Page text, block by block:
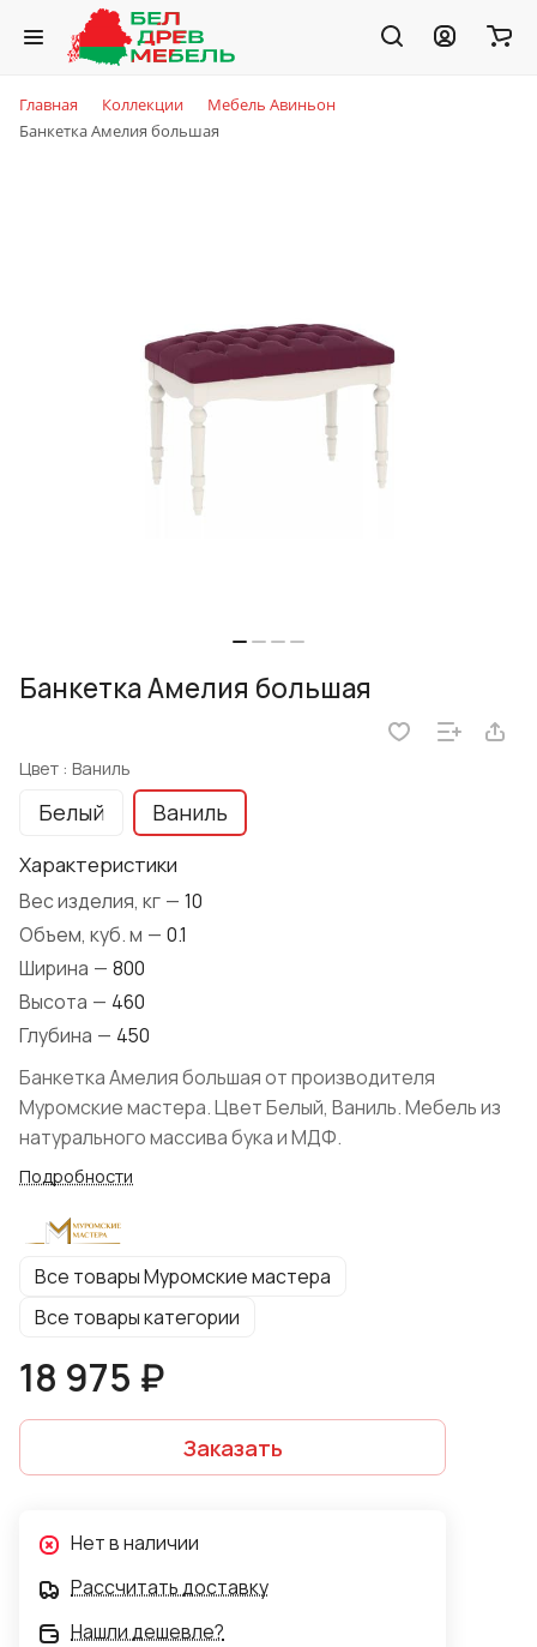
Главная Коллекции
Мебель Авиньон
Банкетка Амелия большая
Банкетка Амелия большая
Цвет : Ваниль
Белый Ваниль
Характеристики
Вес изделия, кг — 10
Объем, куб. м — 0.1
Ширина — 800
Высота — 460
Глубина — 450
Банкетка Амелия большая от производителя
Муромские мастера. Цвет Белый, Ваниль. Мебель из
натурального массива бука и МДФ.
Подробности
Все товары Муромские мастера
Все товары категории
18 975 ₽
Заказать
Нет в наличии
Рассчитать доставку
Нашли дешевле?